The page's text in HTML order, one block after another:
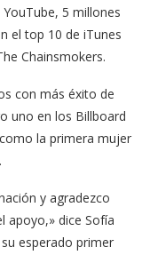
5 millones
el top 10 de iTunes
Chainsmokers.
con más éxito de
uno en los Billboard
la primera mujer
y agradezco
apoyo,» dice Sofía
esperado primer